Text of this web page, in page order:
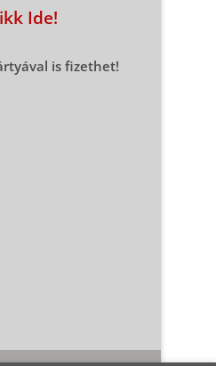
Ide!
is fizethet!